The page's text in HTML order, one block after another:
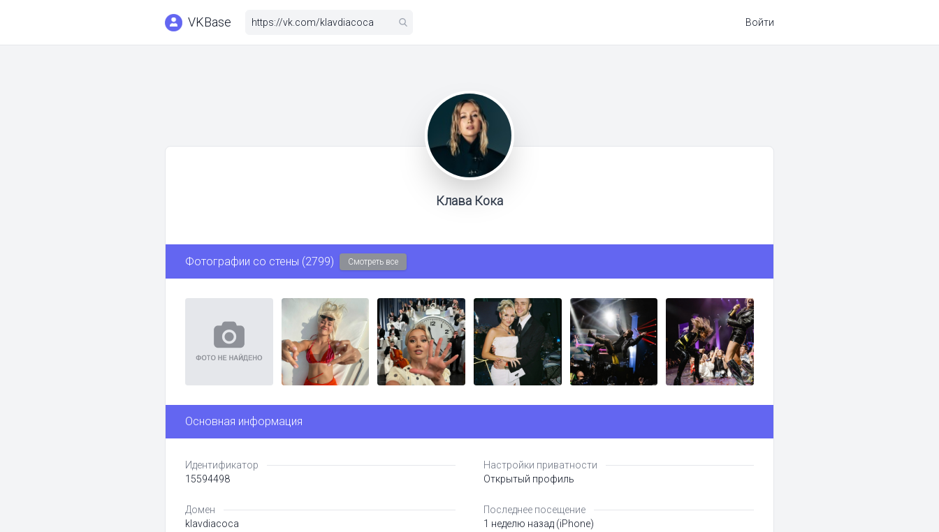
VKBase Войти
Клава Кока
Фотографии со стены (2799) Смотреть все
Основная информация
Идентификатор
15594498
Домен
klavdiacoca
Настройки приватности
Открытый профиль
Последнее посещение
1 неделю назад (iPhone)